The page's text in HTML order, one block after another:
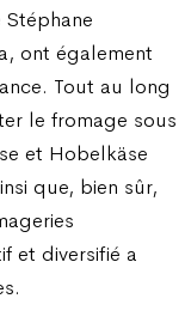
ont également
Tout au long
le fromage sous
et Hobelkäse
que, bien sûr,
et diversifié a